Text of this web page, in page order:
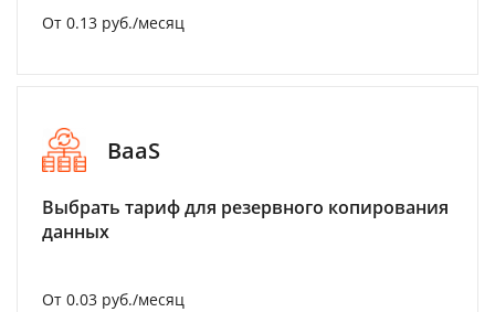
От 0.13 руб./месяц
BaaS
Выбрать тариф для резервного копирования
данных
От 0.03 руб./месяц